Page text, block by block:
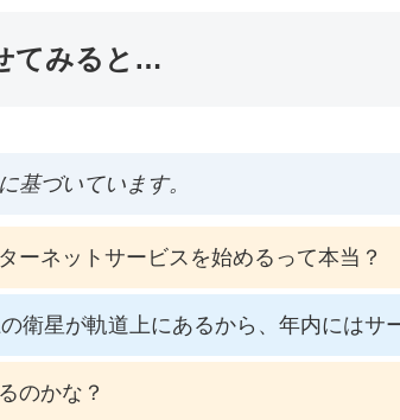
てみると…
基づいています。
ーネットサービスを始めるって本当？
衛星が軌道上にあるから、年内にはサ
のかな？